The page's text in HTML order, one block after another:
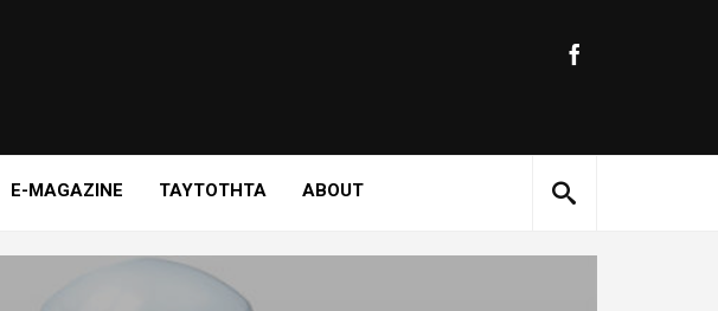
E-MAGAZINE ΤΑΥΤΟΤΗΤΑ ABOUT